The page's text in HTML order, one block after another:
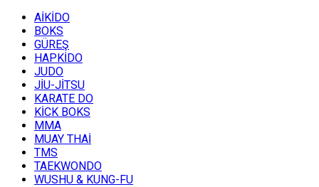
AİKİDO
BOKS
GÜREŞ
HAPKİDO
JUDO
JİU-JİTSU
KARATE DO
KİCK BOKS
MMA
MUAY THAİ
TMS
TAEKWONDO
WUSHU & KUNG-FU